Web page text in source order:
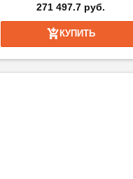
271 497.7 руб.
КУПИТЬ